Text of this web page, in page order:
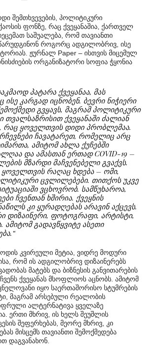
შემთხვევების, პოლიტიკური
ფონზე, რაც ქვეყანაშია, ქართველ
საშუალება, რომ თავიანთი
როგორც ადგილობრივ, ისე
ჟურნალ Paper – ისთვის მიცემულ
ორგანიზატორი სოფია ჭყონია
პატარა ქვეყანაა, მას
კარგად იცნობენ. ბევრი ნიჭიერი
გვყავს, მაგრამ პოლიტიკური
თვალსაზრისით ქვეყანაში ძალიან
რაც ყოველთვის დიდი პრობლემაა.
ჩავატარეთ, რომელიც არც
ამიტომ ახლა ქუჩებში
და ამასთან ერთად COVID-19 –
მზარდი მაჩვენებელი გვაქვს.
რაღაც ხდება – ომი,
ცვლილებები. თითქოს უკვე
ვცხოვრობ. სამწუხაროა,
ჩვენთან ხშირია. ქვეყნის
კი ყურადღებას არავინ აქცევს.
დიზაინერი, ფოტოგრაფი, არტისტი,
ამიტომ გადავწყვიტე ასეთი
კვირეული მეტია, ვიდრე მოდური
რომ ის ადგილობრივ დიზაინერებს
მატებს და ბიზნესის განვითარების
ქვეყანას მსოფლიოს აცნობს. ამიტომ
იყო საერთაშორისო სტუმრების
მაგრამ არსებული რეალობის
ალტერნატივა ყველაზე
ერთი მხრივ, ის ხელს შეუშლის
შეფერხებას, მეორე მხრივ, კი
მისცემს თავიანთი შემოქმედება
დაგვანახონ.